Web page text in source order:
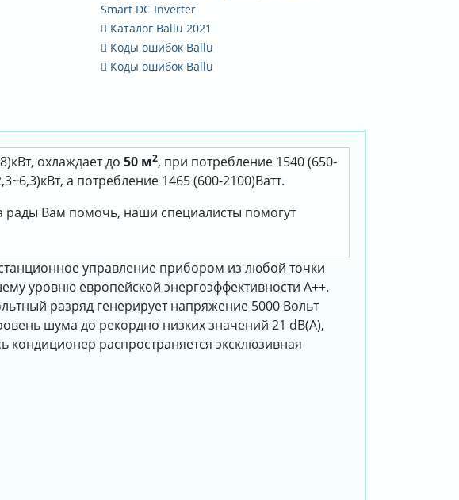
Smart DC Inverter
Каталог Ballu 2021
Коды ошибок Ballu
Коды ошибок Ballu
охлаждает до 50 м2, при потребление 1540 (650-
а потребление 1465 (600-2100)Ватт.
рады Вам помочь, наши специалисты помогут
управление прибором из любой точки
уровню европейской энергоэффективности А++.
разряд генерирует напряжение 5000 Вольт
шума до рекордно низких значений 21 dB(A),
распространяется эксклюзивная